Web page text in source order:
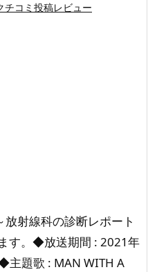
チコミ投稿レビュー
射線科の診断レポート
す。◆放送期間 : 2021年
題歌 : MAN WITH A